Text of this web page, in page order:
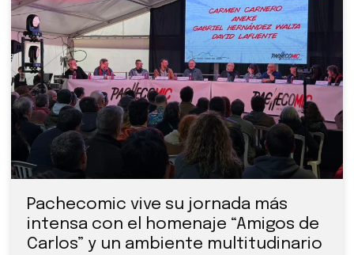
Pachecomic vive su jornada más
intensa con el homenaje “Amigos de
Carlos” y un ambiente multitudinario